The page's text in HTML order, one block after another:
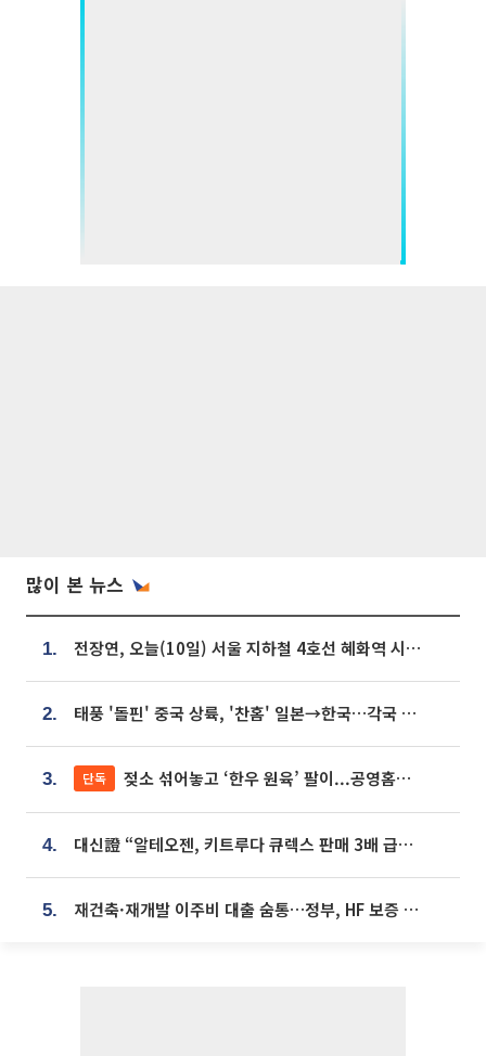
많이 본 뉴스
1. 전장연, 오늘(10일) 서울 지하철 4호선 혜화역 시위…1호선 용산역 무정차
2. 태풍 '돌핀' 중국 상륙, '찬홈' 일본→한국…각국 기상청 예상 경로는?
3. 단독 젖소 섞어놓고 ‘한우 원육’ 팔이...공영홈쇼핑 표기·검증 구멍
4. 대신證 “알테오젠, 키트루다 큐렉스 판매 3배 급증…목표가 41만원 상향”
5. 재건축·재개발 이주비 대출 숨통…정부, HF 보증 신설 추진